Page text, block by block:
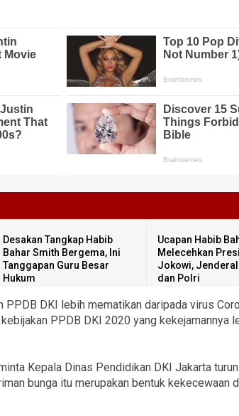
Desakan Tangkap Habib
Bahar Smith Bergema, Ini
Tanggapan Guru Besar
Hukum
Ucapan Habib
Melecehkan
Jokowi, Jenderal
dan Polri
PPDB DKI lebih mematikan daripada virus
PPDB DKI 2020 yang kekejamannya
Kepala Dinas Pendidikan DKI Jakarta
bunga itu merupakan bentuk kekecewaan